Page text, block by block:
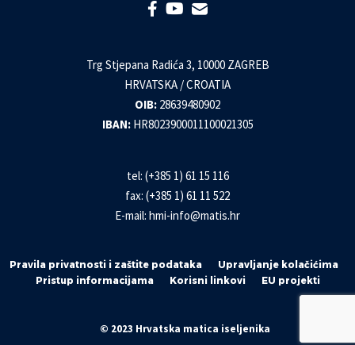
Trg Stjepana Radića 3, 10000 ZAGREB
HRVATSKA / CROATIA
OIB: 28639480902
IBAN: HR8023900011100021305
tel: (+385 1) 61 15 116
fax: (+385 1) 61 11 522
E-mail: hmi-info@matis.hr
Pravila privatnosti i zaštite podataka
Upravljanje kolačićima
Pristup informacijama
Korisni linkovi EU projekti
© 2023 Hrvatska matica iseljenika